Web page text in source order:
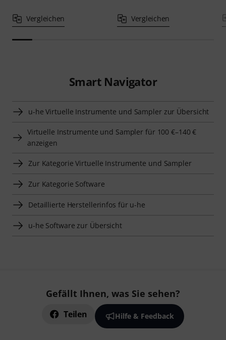
Vergleichen Vergleichen
Smart Navigator
u-he Virtuelle Instrumente und Sampler zur Übersicht
Virtuelle Instrumente und Sampler für 100 €–140 €
anzeigen
Zur Kategorie Virtuelle Instrumente und Sampler
Zur Kategorie Software
Detaillierte Herstellerinfos für u-he
u-he Software zur Übersicht
Gefällt Ihnen, was Sie sehen?
Teilen Hilfe & Feedback